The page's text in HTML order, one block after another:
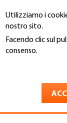
Utilizziamo i
nostro sito.
Facendo clic sul
consenso.
al
contenuto
principale
You
Steil-